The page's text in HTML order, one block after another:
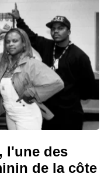
l'une des
de la côte